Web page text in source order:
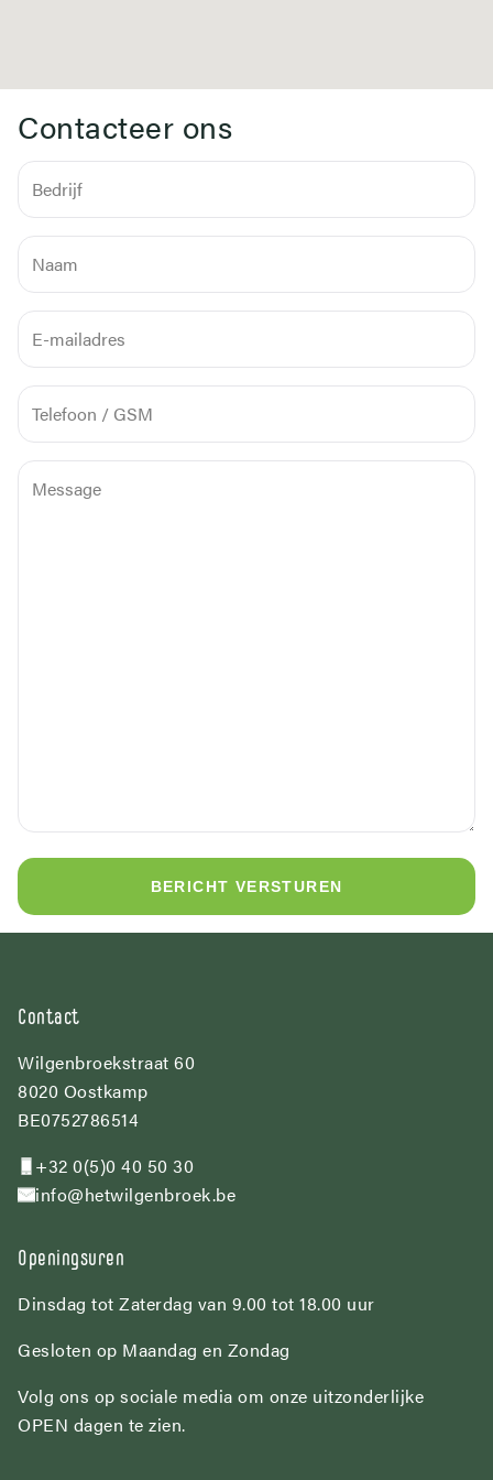
Contacteer ons
Bedrijf
Naam
E-
mailadres
Telefoon
/
GSM
Message
BERICHT VERSTUREN
Contact
Wilgenbroekstraat 60
8020 Oostkamp
BE0752786514
+32 0(5)0 40 50 30
info@hetwilgenbroek.be
Openingsuren
Dinsdag tot Zaterdag van 9.00 tot 18.00 uur
Gesloten op Maandag en Zondag
Volg ons op sociale media om onze uitzonderlijke
OPEN dagen te zien.